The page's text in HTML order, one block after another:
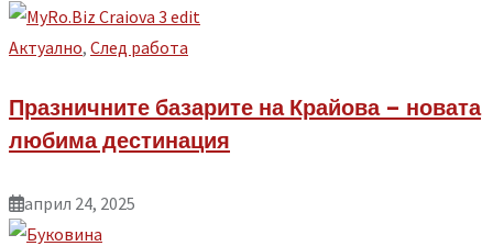
Aктуално, След работа
Празничните базарите на Крайова – новата
любима дестинация
април 24, 2025